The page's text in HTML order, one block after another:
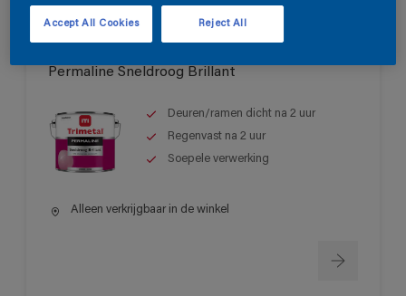
Permaline Sneldroog Brillant
Deuren/ramen dicht na 2 uur
Regenvast na 2 uur
Soepele verwerking
Alleen verkrijgbaar in de winkel
Reject All
Accept All Cookies